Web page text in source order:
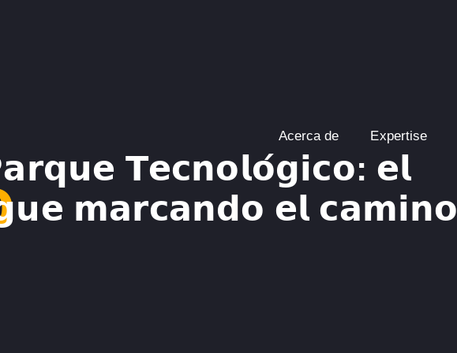
Acerca de Expertise
𝗧𝗲𝗰𝗻𝗼𝗹𝗼́𝗴𝗶𝗰𝗼: 𝗲𝗹
𝗺𝗮𝗿𝗰𝗮𝗻𝗱𝗼 𝗲𝗹 𝗰𝗮𝗺𝗶𝗻𝗼